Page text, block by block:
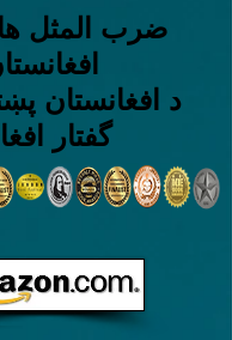
ضرب المثل
د افغانستان
گفتار